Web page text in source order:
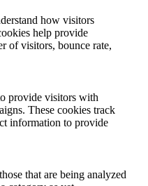
how visitors
help provide
of visitors, bounce rate,
provide visitors with
These cookies track
information to provide
that are being analyzed